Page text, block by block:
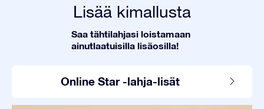
Lisää kimallusta
Saa tähtilahjasi loistamaan
ainutlaatuisilla lisäosilla!
Online Star -lahja-lisät